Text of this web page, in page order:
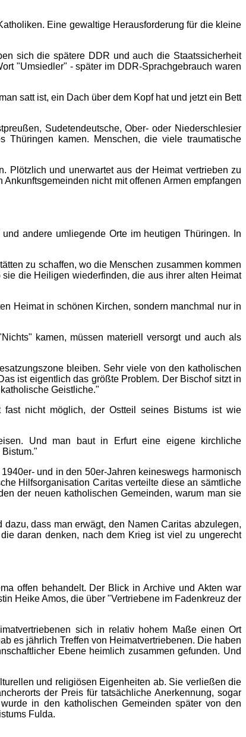
Eine gewaltige Herausforderung für die kleine
sich die spätere DDR und auch die Staatssicherheit
"Umsiedler" - später im DDR-Sprachgebrauch waren
satt ist, ein Dach über dem Kopf hat und jetzt ein Bett
Sudetendeutsche, Ober- oder Niederschlesier
kamen. Menschen, die viele traumatische
Plötzlich und unerwartet aus der Heimat vertrieben zu
nicht mit offenen Armen empfangen
andere umliegende Orte im heutigen Thüringen. In
zu schaffen, wo die Menschen zusammen kommen
die Heiligen wiederfinden, die aus ihrer alten Heimat
Heimat in schönen Kirchen, sondern manchmal nur in
kamen, müssen materiell versorgt und auch als
bleiben. Sehr viele von den katholischen
ist eigentlich das größte Problem. Der Bischof sitzt in
Geistliche."
nicht möglich, der Ostteil seines Bistums ist wie
Und man baut in Erfurt eine eigene kirchliche
und in den 50er-Jahren keineswegs harmonisch
Hilfsorganisation Caritas verteilte diese an sämtliche
der neuen katholischen Gemeinden, warum man sie
dass man erwägt, den Namen Caritas abzulegen,
daran denken, nach dem Krieg ist viel zu ungerecht
offen behandelt. Der Blick in Archive und Akten war
Heike Amos, die über "Vertriebene im Fadenkreuz der
sich in relativ hohem Maße einen Ort
es jährlich Treffen von Heimatvertriebenen. Die haben
Ebene heimlich zusammen gefunden. Und
und religiösen Eigenheiten ab. Sie verließen die
der Preis für tatsächliche Anerkennung, sogar
wurde in den katholischen Gemeinden später von den
Fulda.